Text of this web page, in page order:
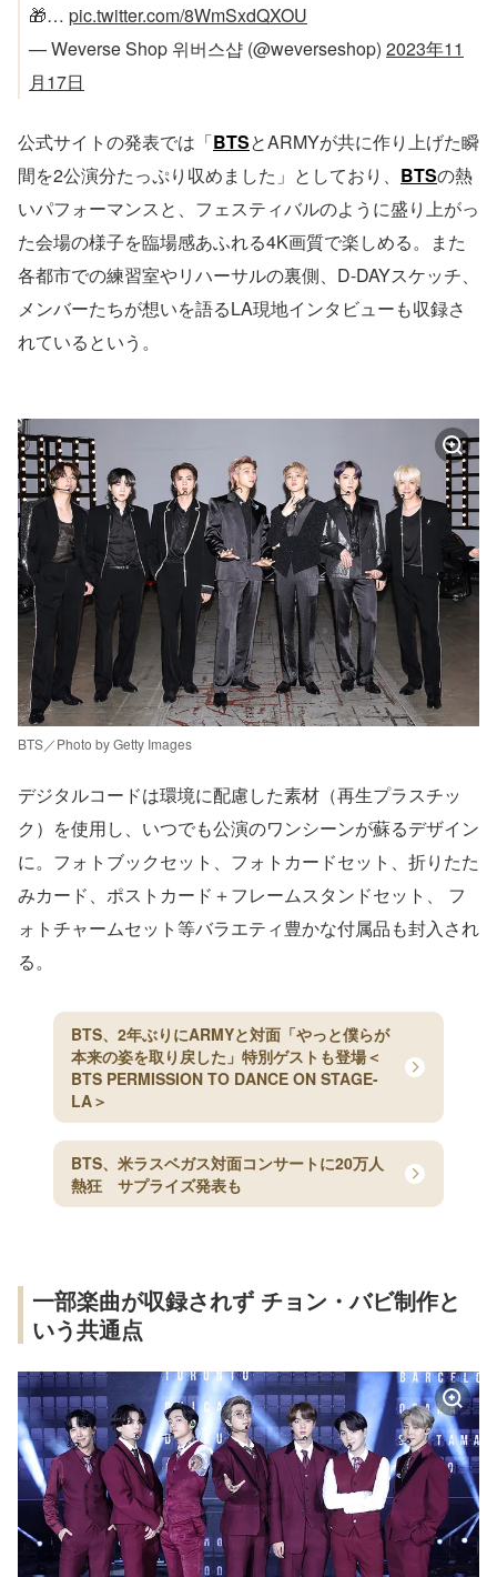
🎁… pic.twitter.com/8WmSxdQXOU
— Weverse Shop 위버스샵 (@weverseshop) 2023年11
月17日
公式サイトの発表では「BTSとARMYが共に作り上げた瞬
間を2公演分たっぷり収めました」としており、 BTSの熱
いパフォーマンスと、フェスティバルのように盛り上がっ
た会場の様子を臨場感あふれる4K画質で楽しめる。また
各都市での練習室やリハーサルの裏側、D-DAYスケッチ、
メンバーたちが想いを語るLA現地インタビューも収録さ
れているという。
BTS／Photo by Getty Images
デジタルコードは環境に配慮した素材（再生プラスチッ
ク）を使用し、いつでも公演のワンシーンが蘇るデザイン
に。フォトブックセット、フォトカードセット、折りたた
みカード、ポストカード＋フレームスタンドセット、 フ
ォトチャームセット等バラエティ豊かな付属品も封入され
る。
BTS、2年ぶりにARMYと対面「やっと僕らが
本来の姿を取り戻した」特別ゲストも登場＜
BTS PERMISSION TO DANCE ON STAGE-
LA＞
BTS、米ラスベガス対面コンサートに20万人
熱狂 サプライズ発表も
一部楽曲が収録されず チョン・バビ制作と
いう共通点